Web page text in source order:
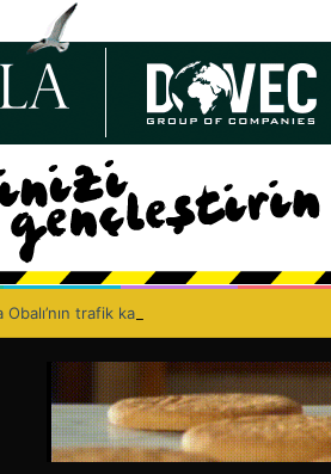
Obalı’nın trafik kazasında hayatını